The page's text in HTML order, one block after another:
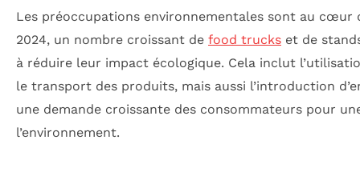
Les préoccupations environnementales sont au
2024, un nombre croissant de food trucks et de
à réduire leur impact écologique. Cela inclut
le transport des produits, mais aussi l’introduction
une demande croissante des consommateurs pour
l’environnement.